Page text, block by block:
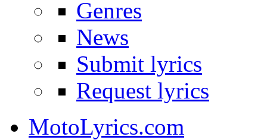
Genres
News
Submit lyrics
Request lyrics
MotoLyrics.com